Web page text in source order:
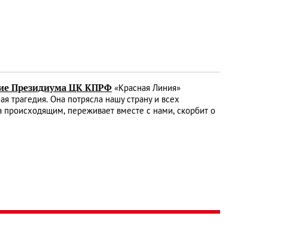
Президиума ЦК КПРФ «Красная Линия»
Она потрясла нашу страну и всех
переживает вместе с нами, скорбит о